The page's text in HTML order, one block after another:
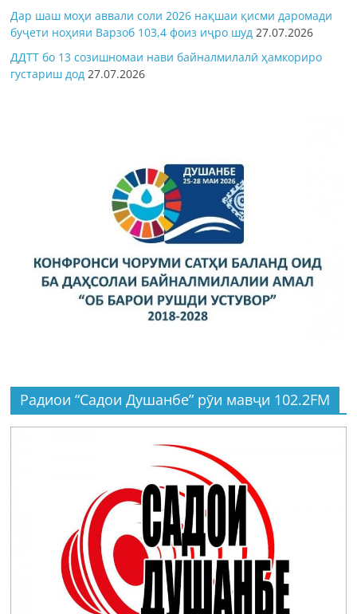
Дар шаш моҳи аввали соли 2026 нақшаи қисми даромади
буҷети ноҳияи Варзоб 103,4 фоиз иҷро шуд 27.07.2026
ДДТТ бо 13 созишномаи нави байналмилалӣ ҳамкориро
густариш дод 27.07.2026
Радиои “Садои Душанбе” рӯи мавҷи 102.2FM